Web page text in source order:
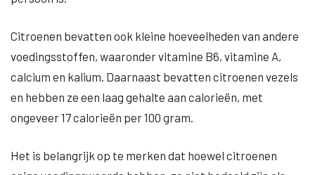
Citroenen bevatten ook kleine hoeveelheden van andere
voedingsstoffen, waaronder vitamine B6, vitamine A,
calcium en kalium. Daarnaast bevatten citroenen vezels
en hebben ze een laag gehalte aan calorieën, met
ongeveer 17 calorieën per 100 gram.
Het is belangrijk op te merken dat hoewel citroenen